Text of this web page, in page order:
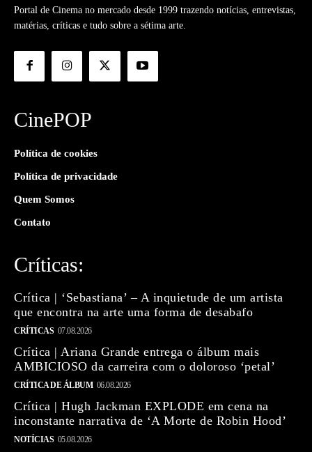
Portal de Cinema no mercado desde 1999 trazendo notícias, entrevistas,
matérias, críticas e tudo sobre a sétima arte.
CinePOP
Política de cookies
Política de privacidade
Quem Somos
Contato
Críticas:
Crítica | ‘Sebastiana’ – A inquietude de um artista
que encontra na arte uma forma de desabafo
CRÍTICAS 07.08.2026
Crítica | Ariana Grande entrega o álbum mais
AMBICIOSO da carreira com o doloroso ‘petal’
CRÍTICA DE ÁLBUM 06.08.2026
Crítica | Hugh Jackman EXPLODE em cena na
inconstante narrativa de ‘A Morte de Robin Hood’
NOTÍCIAS 05.08.2026